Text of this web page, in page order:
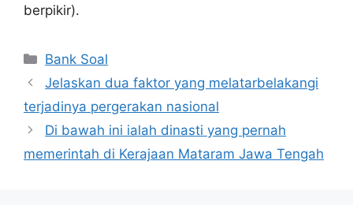
berpikir).
Categories
Bank Soal
Jelaskan dua faktor yang melatarbelakangi
terjadinya pergerakan nasional
Di bawah ini ialah dinasti yang pernah
memerintah di Kerajaan Mataram Jawa Tengah